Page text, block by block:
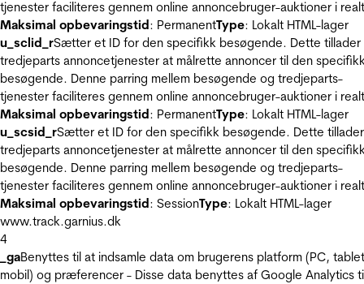
tjenester faciliteres gennem online annoncebruger-auktioner i
Maksimal opbevaringstid: PermanentType: Lokalt HTML-lager
u_sclid_rSætter et ID for den specifikk besøgende. Dette tillader
tredjeparts annoncetjenester at målrette annoncer til den
besøgende. Denne parring mellem besøgende og tredjeparts-
tjenester faciliteres gennem online annoncebruger-auktioner i
Maksimal opbevaringstid: PermanentType: Lokalt HTML-lager
u_scsid_rSætter et ID for den specifikk besøgende. Dette tillader
tredjeparts annoncetjenester at målrette annoncer til den
besøgende. Denne parring mellem besøgende og tredjeparts-
tjenester faciliteres gennem online annoncebruger-auktioner i
Maksimal opbevaringstid: SessionType: Lokalt HTML-lager
www.track.garnius.dk
4
_gaBenyttes til at indsamle data om brugerens platform (PC,
mobil) og præferencer - Disse data benyttes af Google Analytics